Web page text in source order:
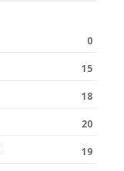
0
15
18
20
19